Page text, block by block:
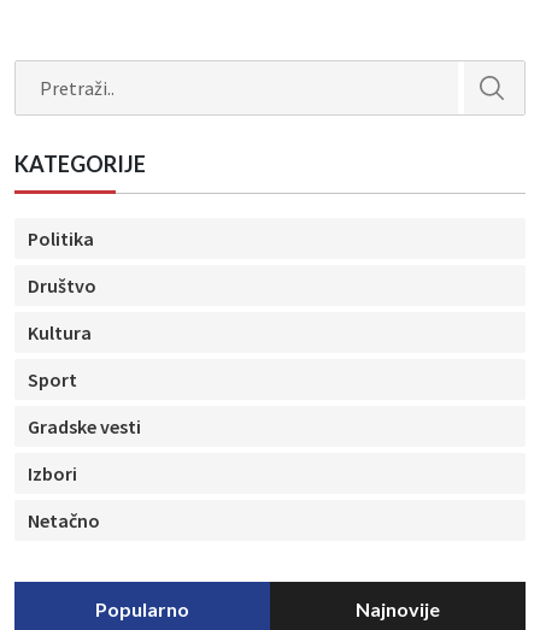
KATEGORIJE
Politika
Društvo
Kultura
Sport
Gradske vesti
Izbori
Netačno
Popularno Najnovije